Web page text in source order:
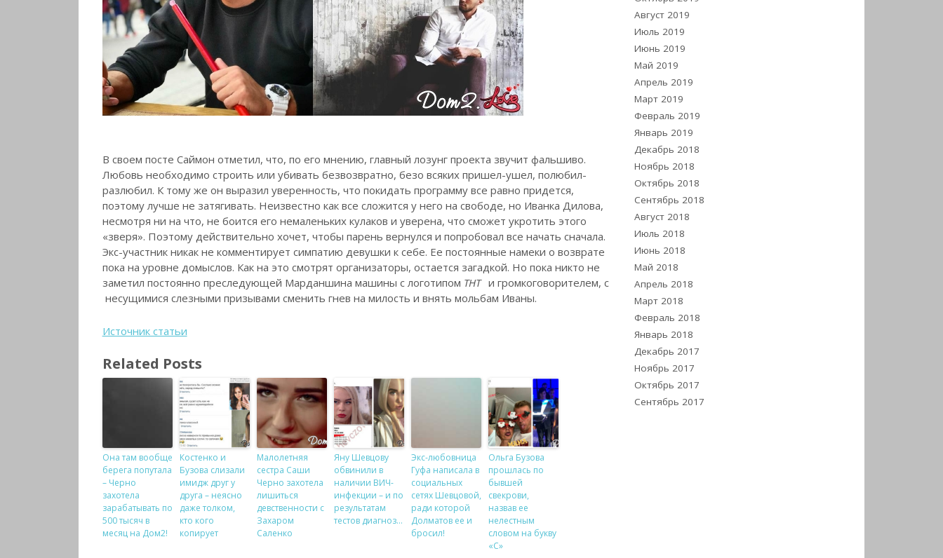
В своем посте Саймон отметил, что, по его мнению, главный лозунг проекта звучит фальшиво.
Любовь необходимо строить или убивать безвозвратно, безо всяких пришел-ушел, полюбил-
разлюбил. К тому же он выразил уверенность, что покидать программу все равно придется,
поэтому лучше не затягивать. Неизвестно как все сложится у него на свободе, но Иванка Дилова,
несмотря ни на что, не боится его немаленьких кулаков и уверена, что сможет укротить этого
«зверя». Поэтому действительно хочет, чтобы парень вернулся и попробовал все начать сначала.
Экс-участник никак не комментирует симпатию девушки к себе. Ее постоянные намеки о возврате
пока на уровне домыслов. Как на это смотрят организаторы, остается загадкой. Но пока никто не
заметил постоянно преследующей Марданшина машины с логотипом ТНТ и громкоговорителем, с
несущимися слезными призывами сменить гнев на милость и внять мольбам Иваны.
Источник статьи
Related Posts
Она там вообще
берега попутала
– Черно
захотела
зарабатывать по
500 тысяч в
месяц на Дом2!
Костенко и
Бузова слизали
имидж друг у
друга – неясно
даже толком,
кто кого
копирует
Малолетняя
сестра Саши
Черно захотела
лишиться
девственности с
Захаром
Саленко
Яну Шевцову
обвинили в
наличии ВИЧ-
инфекции – и по
результатам
тестов диагноз…
Экс-любовница
Гуфа написала в
социальных
сетях Шевцовой,
ради которой
Долматов ее и
бросил!
Ольга Бузова
прошлась по
бывшей
свекрови,
назвав ее
нелестным
словом на букву
«С»
Август 2019
Июль 2019
Июнь 2019
Май 2019
Апрель 2019
Март 2019
Февраль 2019
Январь 2019
Декабрь 2018
Ноябрь 2018
Октябрь 2018
Сентябрь 2018
Август 2018
Июль 2018
Июнь 2018
Май 2018
Апрель 2018
Март 2018
Февраль 2018
Январь 2018
Декабрь 2017
Ноябрь 2017
Октябрь 2017
Сентябрь 2017